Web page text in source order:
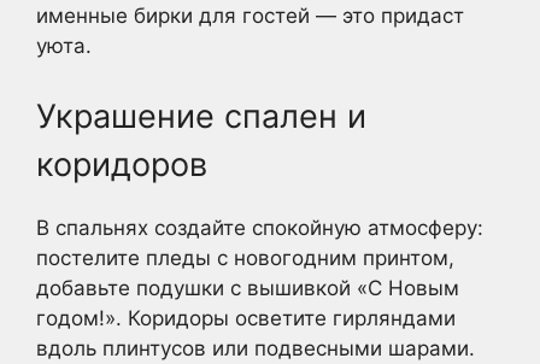
именные бирки для гостей — это придаст
уюта.
Украшение спален и
коридоров
В спальнях создайте спокойную атмосферу:
постелите пледы с новогодним принтом,
добавьте подушки с вышивкой «С Новым
годом!». Коридоры осветите гирляндами
вдоль плинтусов или подвесными шарами.